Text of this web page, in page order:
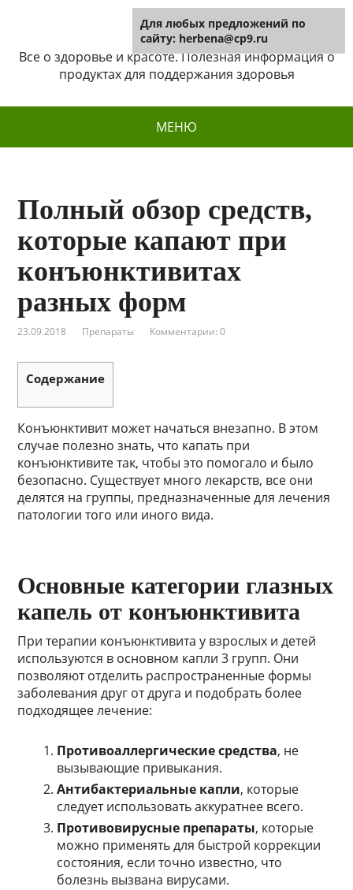
Herbena
Все о здоровье и красоте. Полезная информация о
продуктах для поддержания здоровья
МЕНЮ
Полный обзор средств,
которые капают при
конъюнктивитах
разных форм
23.09.2018 Препараты Комментарии: 0
Содержание
Конъюнктивит может начаться внезапно. В этом
случае полезно знать, что капать при
конъюнктивите так, чтобы это помогало и было
безопасно. Существует много лекарств, все они
делятся на группы, предназначенные для лечения
патологии того или иного вида.
Основные категории глазных
капель от конъюнктивита
При терапии конъюнктивита у взрослых и детей
используются в основном капли 3 групп. Они
позволяют отделить распространенные формы
заболевания друг от друга и подобрать более
подходящее лечение:
Противоаллергические средства, не
вызывающие привыкания.
Антибактериальные капли, которые
следует использовать аккуратнее всего.
Противовирусные препараты, которые
можно применять для быстрой коррекции
состояния, если точно известно, что
болезнь вызвана вирусами.
Для любых предложений по
сайту: herbena@cp9.ru